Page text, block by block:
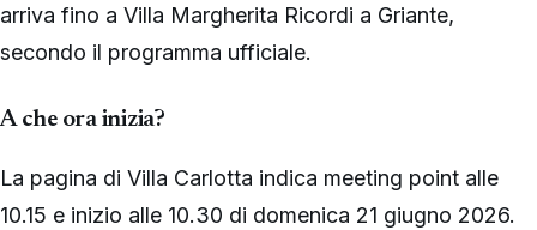
arriva fino a Villa Margherita Ricordi a Griante,
secondo il programma ufficiale.
A che ora inizia?
La pagina di Villa Carlotta indica meeting point alle
10.15 e inizio alle 10.30 di domenica 21 giugno 2026.